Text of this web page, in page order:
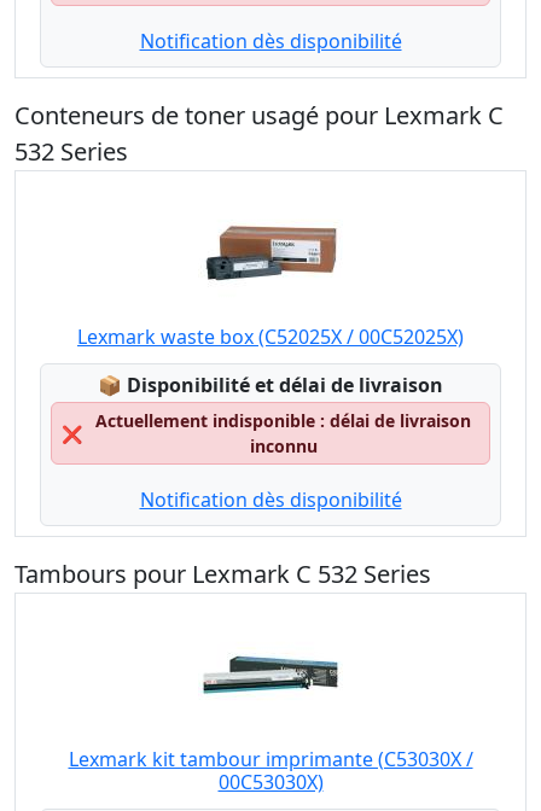
Notification dès disponibilité
Conteneurs de toner usagé pour Lexmark C
532 Series
Lexmark waste box (C52025X / 00C52025X)
📦 Lagerstatus:
Disponibilité et délai de livraison
❌
Actuellement indisponible : délai de livraison
inconnu
Notification dès disponibilité
Tambours pour Lexmark C 532 Series
Lexmark kit tambour imprimante (C53030X /
00C53030X)